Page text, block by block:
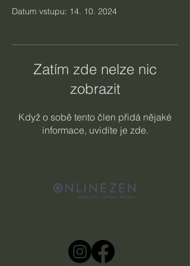
Datum vstupu: 14. 10. 2024
Zatím zde nelze nic
zobrazit
Když o sobě tento člen přidá nějaké
informace, uvidíte je zde.